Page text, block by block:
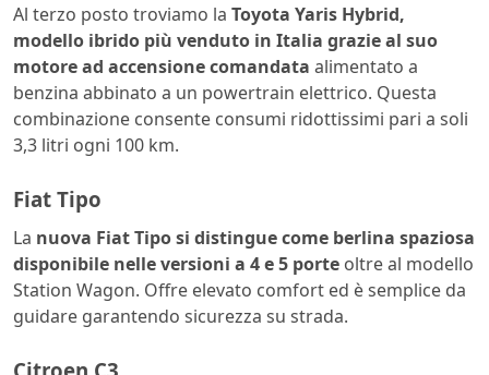
Al terzo posto troviamo la Toyota Yaris Hybrid,
modello ibrido più venduto in Italia grazie al suo
motore ad accensione comandata alimentato a
benzina abbinato a un powertrain elettrico. Questa
combinazione consente consumi ridottissimi pari a soli
3,3 litri ogni 100 km.
Fiat Tipo
La nuova Fiat Tipo si distingue come berlina spaziosa
disponibile nelle versioni a 4 e 5 porte oltre al modello
Station Wagon. Offre elevato comfort ed è semplice da
guidare garantendo sicurezza su strada.